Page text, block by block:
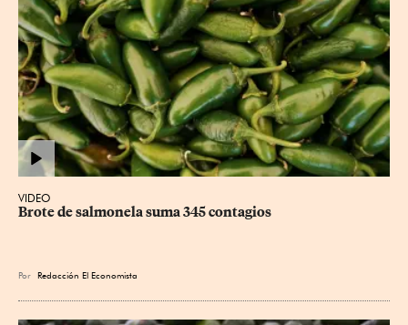
VIDEO
Brote de salmonela suma 345 contagios
Por Redacción El Economista